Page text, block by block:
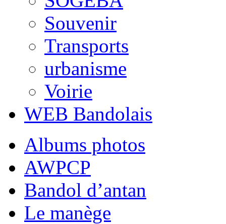
Souvenir
Transports
urbanisme
Voirie
WEB Bandolais
Albums photos
AWPCP
Bandol d’antan
Le manège